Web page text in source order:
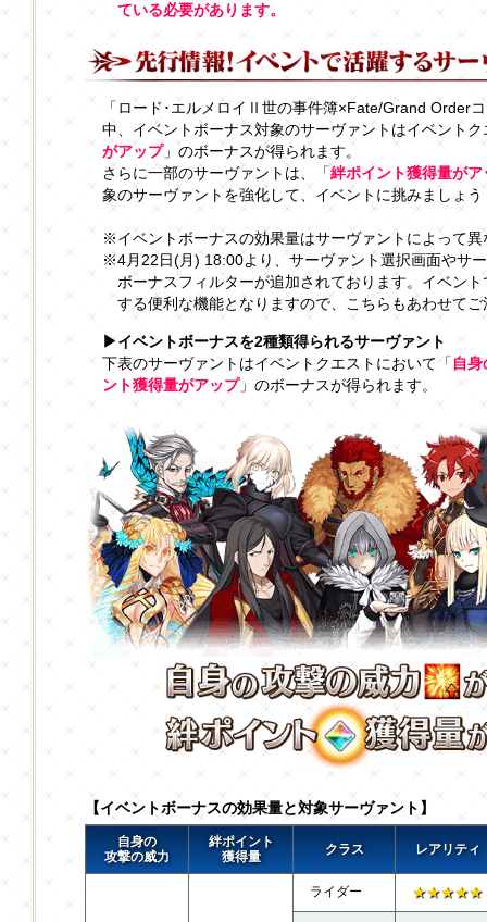
ている必要があります。
「ロード･エルメロイⅡ世の事件簿×Fate/Grand Order
中、イベントボーナス対象のサーヴァントはイベント
がアップ」のボーナスが得られます。
さらに一部のサーヴァントは、「絆ポイント獲得量がア
象のサーヴァントを強化して、イベントに挑みましょう
※イベントボーナスの効果量はサーヴァントによって異
※4月22日(月) 18:00より、サーヴァント選択画面やサ
ボーナスフィルターが追加されております。イベン
する便利な機能となりますので、こちらもあわせて
▶イベントボーナスを2種類得られるサーヴァント
下表のサーヴァントはイベントクエストにおいて「 自
ント獲得量がアップ」のボーナスが得られます。
【イベントボーナスの効果量と対象サーヴァント】
自身の
攻撃の威力
絆ポイント
獲得量
クラス レアリティ
ライダー ★★★★★